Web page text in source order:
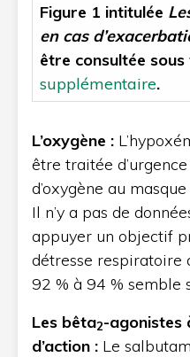
Figure 1 intitulée
en cas
être consultée
supplémentaire.
L’oxygène :
être traitée
d’oxygène au
Il n’y a pas de
appuyer un objectif
détresse respiratoire
92 % à 94 % semble
Les bêta2-agonistes
d’action : Le